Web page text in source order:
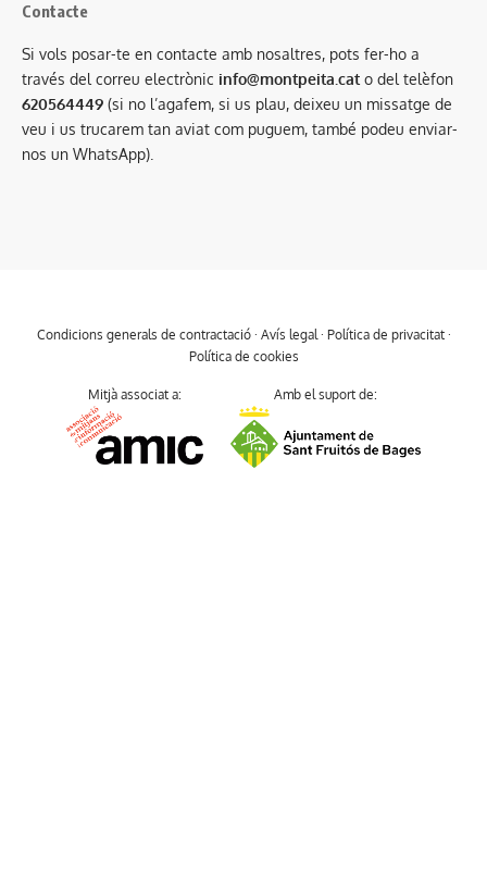
Contacte
Si vols posar-te en contacte amb nosaltres, pots fer-ho a
través del correu electrònic info@montpeita.cato del telèfon
620564449 (si no l’agafem, si us plau, deixeu un missatge de
veu i us trucarem tan aviat com puguem, també podeu enviar-
nos un WhatsApp).
Condicions generals de contractació· Avís legal· Política de privacitat·
Política de cookies
Mitjà associat a: Amb el suport de: